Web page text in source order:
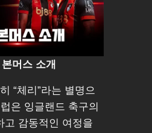
머스 소개
“체리”라는 별명으
은 잉글랜드 축구의
고 감동적인 여정을